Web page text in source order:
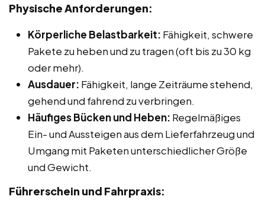
Physische Anforderungen:
Körperliche Belastbarkeit: Fähigkeit, schwere
Pakete zu heben und zu tragen (oft bis zu 30 kg
oder mehr).
Ausdauer: Fähigkeit, lange Zeiträume stehend,
gehend und fahrend zu verbringen.
Häufiges Bücken und Heben: Regelmäßiges
Ein- und Aussteigen aus dem Lieferfahrzeug und
Umgang mit Paketen unterschiedlicher Größe
und Gewicht.
Führerschein und Fahrpraxis: